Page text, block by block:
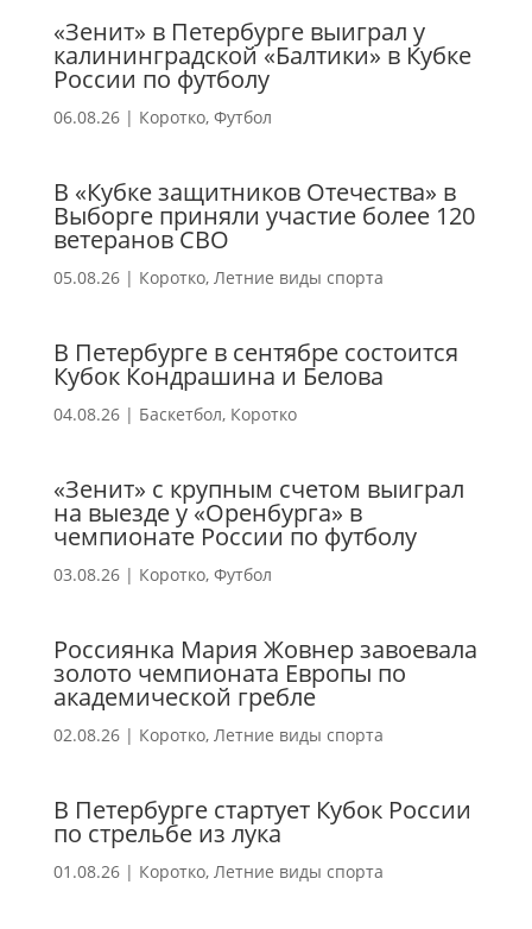
«Зенит» в Петербурге выиграл у
калининградской «Балтики» в Кубке
России по футболу
06.08.26| Коротко, Футбол
В «Кубке защитников Отечества» в
Выборге приняли участие более 120
ветеранов СВО
05.08.26| Коротко, Летние виды спорта
В Петербурге в сентябре состоится
Кубок Кондрашина и Белова
04.08.26| Баскетбол, Коротко
«Зенит» с крупным счетом выиграл
на выезде у «Оренбурга» в
чемпионате России по футболу
03.08.26| Коротко, Футбол
Россиянка Мария Жовнер завоевала
золото чемпионата Европы по
академической гребле
02.08.26| Коротко, Летние виды спорта
В Петербурге стартует Кубок России
по стрельбе из лука
01.08.26| Коротко, Летние виды спорта